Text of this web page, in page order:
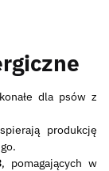
dla psów z
produkcję
, pomagających w